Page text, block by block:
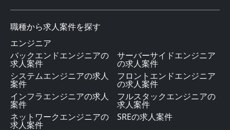
職種から求人案件を探す
エンジニア
バックエンドエンジニアの
求人案件
サーバーサイドエンジニア
の求人案件
システムエンジニアの求人
案件
フロントエンドエンジニア
の求人案件
インフラエンジニアの求人
案件
フルスタックエンジニアの
求人案件
ネットワークエンジニアの
求人案件
SREの求人案件